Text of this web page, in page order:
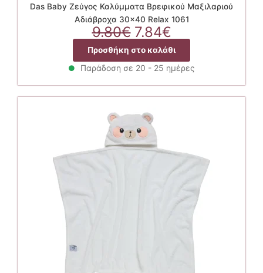
Das Baby Ζεύγος Καλύμματα Βρεφικού Μαξιλαριού
Αδιάβροχα 30×40 Relax 1061
9.80€ Original
price
was:
9.80€.
7.84€Η
τρέχουσα
τιμή
είναι:
7.84€.
Προσθήκη στο καλάθι
Παράδοση σε 20 - 25 ημέρες